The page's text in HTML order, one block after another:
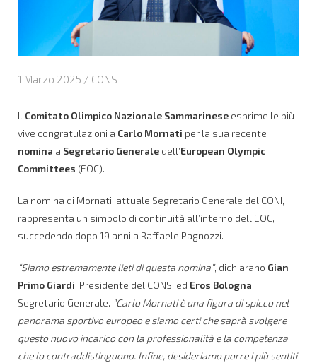
1 Marzo 2025 / CONS
Il Comitato Olimpico Nazionale Sammarinese esprime le più
vive congratulazioni a Carlo Mornati per la sua recente
nomina a Segretario Generale dell’European Olympic
Committees (EOC).
La nomina di Mornati, attuale Segretario Generale del CONI,
rappresenta un simbolo di continuità all’interno dell’EOC,
succedendo dopo 19 anni a Raffaele Pagnozzi.
“Siamo estremamente lieti di questa nomina”, dichiarano Gian
Primo Giardi, Presidente del CONS, ed Eros Bologna,
Segretario Generale. ”Carlo Mornati è una figura di spicco nel
panorama sportivo europeo e siamo certi che saprà svolgere
questo nuovo incarico con la professionalità e la competenza
che lo contraddistinguono. Infine, desideriamo porre i più sentiti